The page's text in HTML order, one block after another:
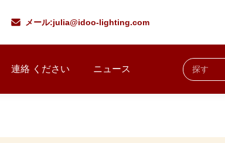
メール:julia@idoo-lighting.com
連絡 ください ニュース